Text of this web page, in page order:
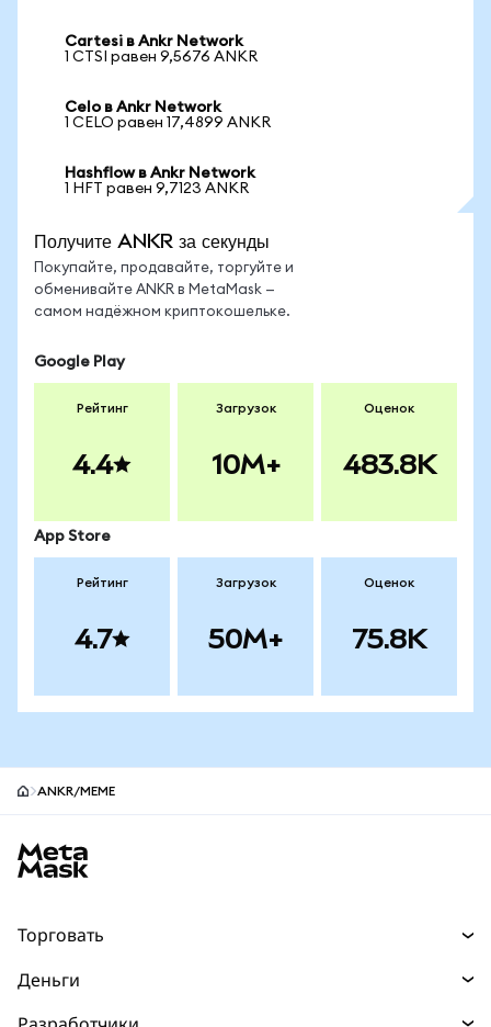
Cartesi в Ankr Network
1 CTSI равен 9,5676 ANKR
Celo в Ankr Network
1 CELO равен 17,4899 ANKR
Hashflow в Ankr Network
1 HFT равен 9,7123 ANKR
Получите ANKR за секунды
Покупайте, продавайте, торгуйте и
обменивайте ANKR в MetaMask —
самом надёжном криптокошельке.
Google Play
Рейтинг
4.4
Загрузок
10M+
Оценок
483.8K
App Store
Рейтинг
4.7
Загрузок
50M+
Оценок
75.8K
ANKR/MEME
Торговать
Деньги